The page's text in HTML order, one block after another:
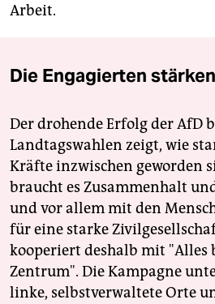
Arbeit.
Die Engagierten stärken
Der drohende Erfolg der AfD
Landtagswahlen zeigt, wie
Kräfte inzwischen geworden
braucht es Zusammenhalt
und vor allem mit den
für eine starke
kooperiert deshalb mit "Alles
Zentrum". Die Kampagne
linke, selbstverwaltete Orte